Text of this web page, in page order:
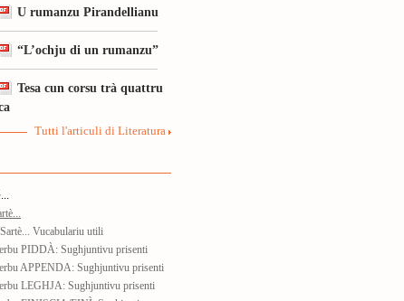
U rumanzu Pirandellianu
“L’ochju di un rumanzu”
Tesa cun corsu trà quattru
Tutti l'articuli di Literatura
Vucabulariu utili
PIDDÀ: Sughjuntivu prisenti
APPENDA: Sughjuntivu prisenti
LEGHJA: Sughjuntivu prisenti